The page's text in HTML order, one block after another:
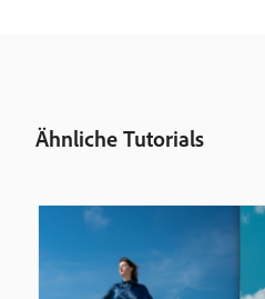
Ähnliche Tutorials